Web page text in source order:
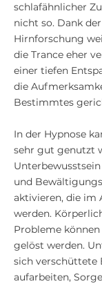
schlafähnlicher
nicht so. Dank
Hirnforschung
die Trance eher
einer tiefen
die
Bestimmtes
In der Hypnose
sehr gut genutzt
und
aktivieren, die im
werden.
Probleme
gelöst werden.
sich verschüttete
aufarbeiten,